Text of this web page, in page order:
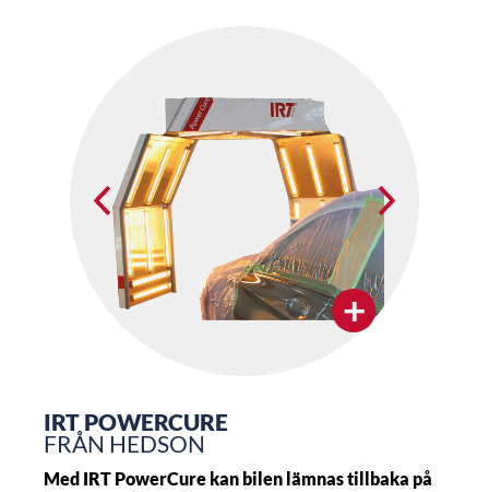
+
IRT POWERCURE
FRÅN HEDSON
Med IRT PowerCure kan bilen lämnas tillbaka på